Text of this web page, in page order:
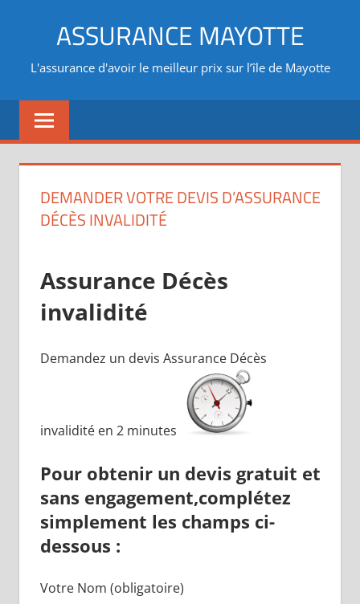
ASSURANCE MAYOTTE
L'assurance d'avoir le meilleur prix sur l’île de Mayotte
DEMANDER VOTRE DEVIS D’ASSURANCE
DÉCÈS INVALIDITÉ
Assurance Décès
invalidité
Demandez un devis Assurance Décès
invalidité en 2 minutes
Pour obtenir un devis gratuit et
sans engagement,complétez
simplement les champs ci-
dessous :
Votre Nom (obligatoire)